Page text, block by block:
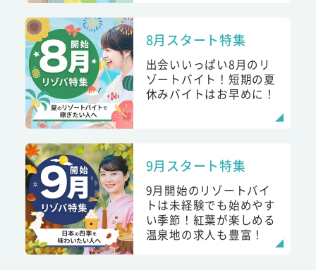
8月スタート特集
出会いいっぱい8月のリ
ゾートバイト！短期の夏
休みバイトはお早めに！
9月スタート特集
9月開始のリゾートバイ
トは未経験でも始めやす
い季節！紅葉が楽しめる
温泉地の求人も豊富！